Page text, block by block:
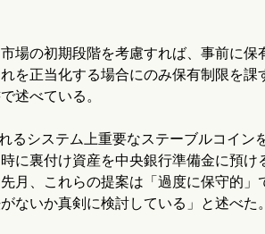
市場の初期段階を考慮すれば、事前に
を正当化する場合にのみ保有制限を
述べている。
るシステム上重要なステーブルコイ
に裏付け資産を中央銀行準備金に預
月、これらの提案は「過度に保守的
ないか真剣に検討している」と述べた。